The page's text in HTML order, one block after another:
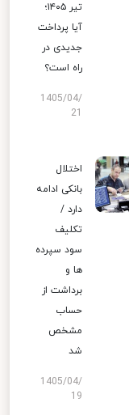
تیر ۱۴۰۵؛
آیا پرداخت
جدیدی در
راه است؟
1405/04/
اختلال
بانکی ادامه
دارد /
تکلیف
سود سپرده
ها و
برداشت از
حساب
مشخص
شد
1405/04/
19